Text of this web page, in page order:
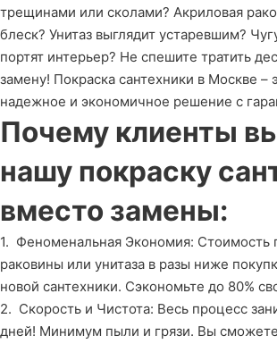
трещинами или сколами? Акриловая
блеск? Унитаз выглядит устаревшим?
портят интерьер? Не спешите тратить
замену! Покраска сантехники в Москве –
надежное и экономичное решение с
Почему клиенты
нашу покраску
вместо замены:
1. Феноменальная Экономия: Стоимость
раковины или унитаза в разы ниже
новой сантехники. Сэкономьте до 80%
2. Скорость и Чистота: Весь процесс
дней! Минимум пыли и грязи. Вы сможете